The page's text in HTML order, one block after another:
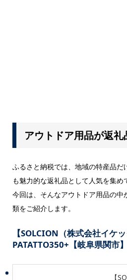
アウトドア用品が返
ふるさと納税では、地域の特産品だ
も魅力的な返礼品として人気を集め
今回は、そんなアウトドア用品の
類をご紹介します。
【SOLCION（株式会社イケ
PATATTO350+【岐阜県関市】
【